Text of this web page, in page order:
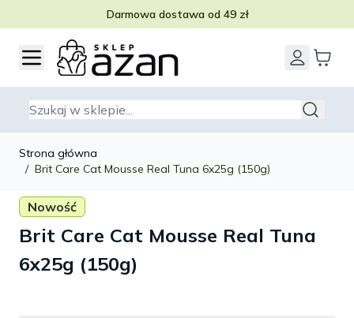
Darmowa dostawa od 49 zł
Przejdź do treści
Szukaj
Strona główna
/ Brit Care Cat Mousse Real Tuna 6x25g (150g)
Nowość
Brit Care Cat Mousse Real Tuna
6x25g (150g)